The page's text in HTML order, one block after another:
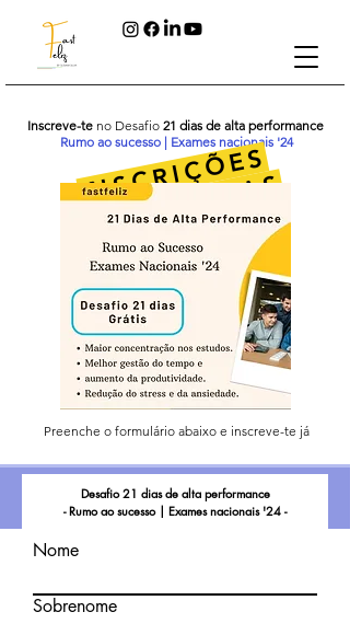
Inscreve-teno Desafio 21 dias de alta performance
Rumo ao sucesso | Exames nacionais '24
I
N
S
C
R
I
Ç
Õ
E
S
E
N
C
E
R
R
A
D
A
S
Preenche o formulário abaixo e inscreve-te já
Desafio 21 dias de alta performance
- Rumo ao sucesso | Exames nacionais '24 -
Nome
Sobrenome